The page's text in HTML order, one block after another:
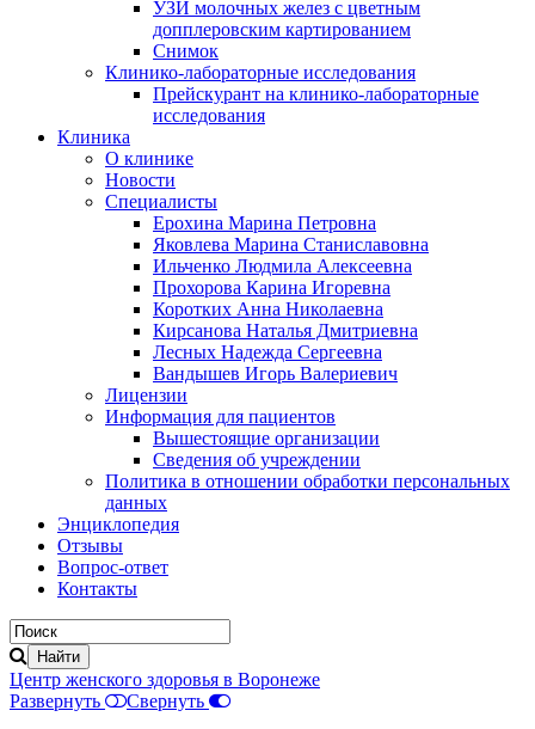
УЗИ молочных желез с цветным
допплеровским картированием
Снимок
Клинико-лабораторные исследования
Прейскурант на клинико-лабораторные
исследования
Клиника
О клинике
Новости
Специалисты
Ерохина Марина Петровна
Яковлева Марина Станиславовна
Ильченко Людмила Алексеевна
Прохорова Карина Игоревна
Коротких Анна Николаевна
Кирсанова Наталья Дмитриевна
Лесных Надежда Сергеевна
Вандышев Игорь Валериевич
Лицензии
Информация для пациентов
Вышестоящие организации
Сведения об учреждении
Политика в отношении обработки персональных
данных
Энциклопедия
Отзывы
Вопрос-ответ
Контакты
Центр женского здоровья в Воронеже
Развернуть
Свернуть